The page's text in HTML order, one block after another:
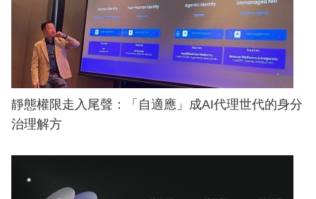
靜態權限走入尾聲：「自適應」成AI代理世代的身分
治理解方